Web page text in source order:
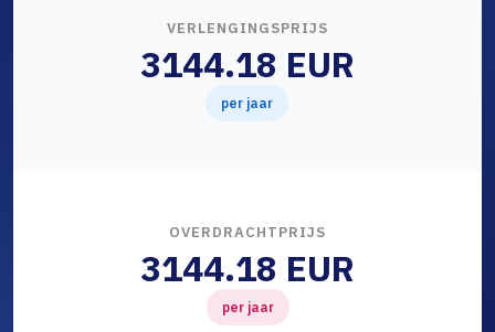
VERLENGINGSPRIJS
3144.18 EUR
per jaar
OVERDRACHTPRIJS
3144.18 EUR
per jaar